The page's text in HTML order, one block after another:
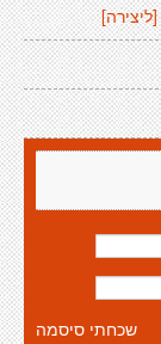
[ליצירה]
שכחתי סיסמה